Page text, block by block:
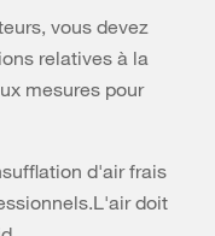
vous devez
relatives à la
mesures pour
d'air frais
doit